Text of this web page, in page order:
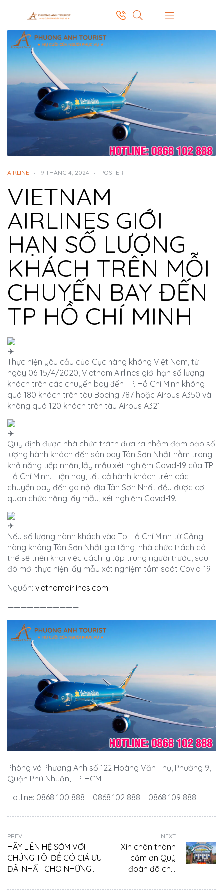
AIRLINE 9 THÁNG 4, 2024 POSTER
VIETNAM
AIRLINES GIỚI
HẠN SỐ LƯỢNG
KHÁCH TRÊN MỖI
CHUYẾN BAY ĐẾN
TP HỒ CHÍ MINH
Thực hiện yêu cầu của Cục hàng không Việt Nam, từ
ngày 06-15/4/2020, Vietnam Airlines giới hạn số lượng
khách trên các chuyến bay đến TP. Hồ Chí Minh không
quá 180 khách trên tàu Boeing 787 hoặc Airbus A350 và
không quá 120 khách trên tàu Airbus A321.
Quy định được nhà chức trách đưa ra nhằm đảm bảo số
lượng hành khách đến sân bay Tân Sơn Nhất nằm trong
khả năng tiếp nhận, lấy mẫu xét nghiệm Covid-19 của TP
Hồ Chí Minh. Hiện nay, tất cả hành khách trên các
chuyến bay đến ga nội địa Tân Sơn Nhất đều được cơ
quan chức năng lấy mẫu, xét nghiệm Covid-19.
Nếu số lượng hành khách vào Tp Hồ Chí Minh từ Cảng
hàng không Tân Sơn Nhất gia tăng, nhà chức trách có
thể sẽ triển khai việc cách ly tập trung người trước, sau
đó mới thực hiện lấy mẫu xét nghiệm tầm soát Covid-19.
Nguồn: vietnamairlines.com
———————————-
Phòng vé Phương Anh số 122 Hoàng Văn Thụ, Phường 9,
Quận Phú Nhuận, TP. HCM
Hotline: 0868 100 888 – 0868 102 888 – 0868 109 888
PREV
HÃY LIÊN HỆ SỚM VỚI
CHÚNG TÔI ĐỂ CÓ GIÁ ƯU
ĐÃI NHẤT CHO NHỮNG
NEXT
Xin chân thành
cảm ơn Quý
đoàn đã cho